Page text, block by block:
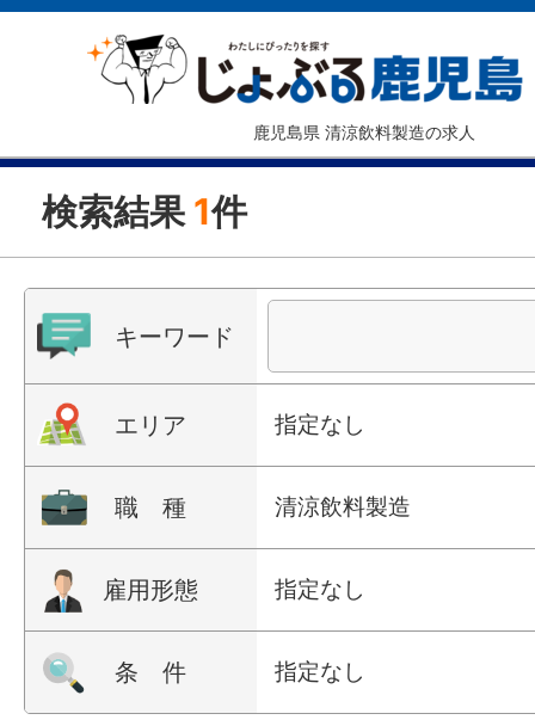
鹿児島県 清涼飲料製造の求人
検索結果 1件
キーワード
エリア 指定なし
職 種 清涼飲料製造
雇用形態 指定なし
条 件 指定なし